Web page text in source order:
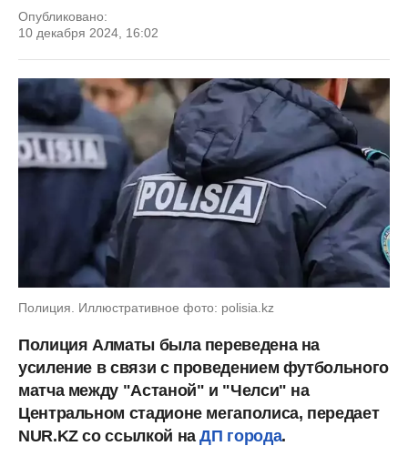
Опубликовано:
10 декабря 2024, 16:02
Полиция. Иллюстративное фото: polisia.kz
Полиция Алматы была переведена на
усиление в связи с проведением футбольного
матча между "Астаной" и "Челси" на
Центральном стадионе мегаполиса, передает
NUR.KZ со ссылкой наДП города.